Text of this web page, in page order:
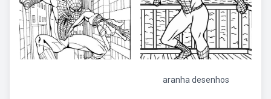
aranha desenhos